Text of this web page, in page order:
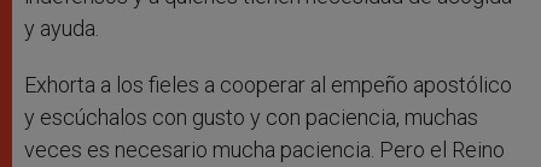
y ayuda.
Exhorta a los fieles a cooperar al empeño apostólico
y escúchalos con gusto y con paciencia, muchas
veces es necesario mucha paciencia. Pero el Reino